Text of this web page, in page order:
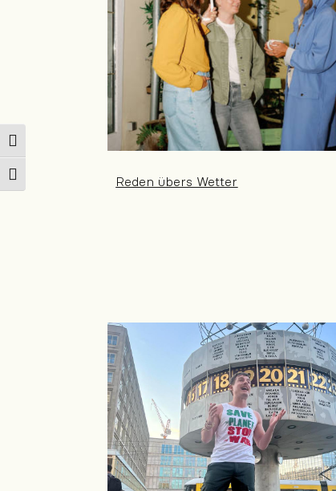
Umschalten auf hohe Kontraste
Schrift vergrößern Reden übers Wetter